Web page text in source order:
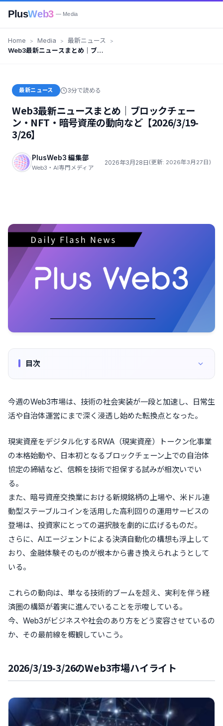
PlusWeb3 — Media
Home Media
最新ニュース
Web3最新ニュースまとめ｜ブロ
最新ニュース 3分で読める
Web3最新ニュースまとめ｜ブロックチェー
ン・NFT・暗号資産の動向など【2026/3/19-
3/26】
PlusWeb3 編集部
Web3・AI専門メディア
2026年3月28日(更新: 2026年3月27日)
目次
今週のWeb3市場は、技術の社会実装が一段と加速し、日常生
活や自治体運営にまで深く浸透し始めた転換点となった。
現実資産をデジタル化するRWA（現実資産）トークン化事業
の本格始動や、日本初となるブロックチェーン上での自治体
協定の締結など、信頼を技術で担保する試みが相次いでい
る。
また、暗号資産交換業における新規銘柄の上場や、米ドル連
動型ステーブルコインを活用した高利回りの運用サービスの
登場は、投資家にとっての選択肢を劇的に広げるものだ。
さらに、AIエージェントによる決済自動化の構想も浮上して
おり、金融体験そのものが根本から書き換えられようとして
いる。
これらの動向は、単なる技術的ブームを超え、実利を伴う経
済圏の構築が着実に進んでいることを示唆している。
今、Web3がビジネスや社会のあり方をどう変容させているの
か、その最前線を概観していこう。
2026/3/19-3/26のWeb3市場ハイライト